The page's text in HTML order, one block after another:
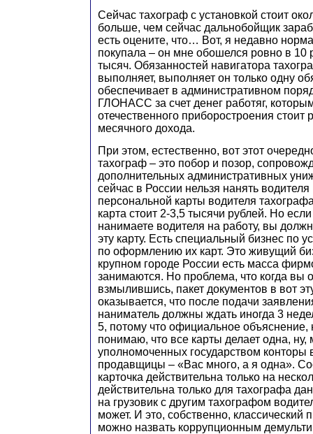
Сейчас тахограф с установкой стоит
больше, чем сейчас дальнобойщик
есть оцените, что… Вот, я недавно
покупала – он мне обошелся ровно в 10
тысяч. Обязанностей навигатора
выполняет, выполняет он только одну
обеспечивает в административном
ГЛОНАСС за счет денег работяг,
отечественного приборостроения стоит
месячного дохода.
При этом, естественно, вот этот
тахограф – это побор и позор,
дополнительных административных
сейчас в России нельзя нанять водителя
персональной карты водителя
карта стоит 2-3,5 тысячи рублей. Но
нанимаете водителя на работу, вы
эту карту. Есть специальный бизнес по
по оформлению их карт. Это живущий
крупном городе России есть масса
занимаются. Но проблема, что когда вы
взмылившись, пакет документов в вот
оказывается, что после подачи
наниматель должны ждать иногда 3
5, потому что официальное объяснение,
понимаю, что все карты делает одна, ну,
уполномоченных государством конторы
продавщицы – «Вас много, а я одна».
карточка действительна только на
действительна только для тахографа
на грузовик с другим тахографом
может. И это, собственно, классический
можно назвать коррупционным